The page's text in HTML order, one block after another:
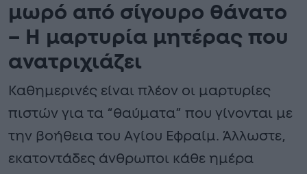
μωρό από σίγουρο θάνατο
– Η μαρτυρία μητέρας που
ανατριχιάζει
Καθημερινές είναι πλέον οι μαρτυρίες
πιστών για τα “θαύματα” που γίνονται με
την βοήθεια του Αγίου Εφραίμ. Άλλωστε,
εκατοντάδες άνθρωποι κάθε ημέρα